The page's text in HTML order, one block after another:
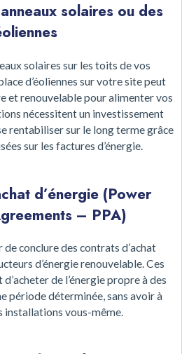
solaires ou des
solaires sur les toits de vos
d’éoliennes sur votre site peut
et renouvelable pour alimenter vos
nécessitent un investissement
rentabiliser sur le long terme grâce
sur les factures d’énergie.
d’énergie (Power
– PPA)
conclure des contrats d’achat
d’énergie renouvelable. Ces
de l’énergie propre à des
période déterminée, sans avoir à
installations vous-même.